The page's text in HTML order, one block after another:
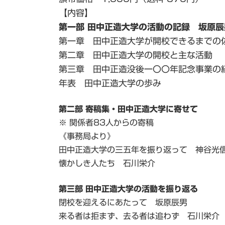
【内容】
第一部 田中正造大学の活動の記録 坂原辰
第一章 田中正造大学が開校できるまでの
第二章 田中正造大学の開校と主な活動
第三章 田中正造没後一〇〇年記念事業の
年表 田中正造大学の歩み
第二部 寄稿集・田中正造大学に寄せて
※ 関係者83人からの寄稿
《事務局より》
田中正造大学の三五年を振り返って 神谷光
懐かしき人たち 石川栄介
第三部 田中正造大学の活動を振り返る
閉校を迎えるにあたって 坂原辰男
来る者は拒まず、去る者は追わず 石川栄介